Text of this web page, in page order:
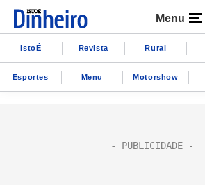
Menu
IstoÉ Revista Rural
Esportes Menu Motorshow